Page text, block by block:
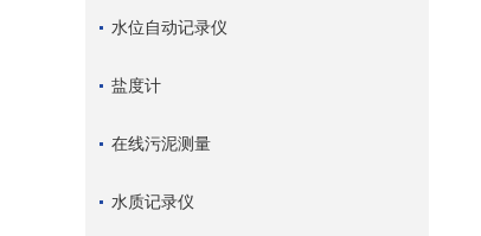
水位自动记录仪
盐度计
在线污泥测量
水质记录仪